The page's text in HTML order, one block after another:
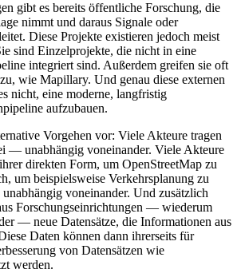
gibt es bereits öffentliche Forschung, die
nimmt und daraus Signale oder
Diese Projekte existieren jedoch meist
sind Einzelprojekte, die nicht in eine
integriert sind. Außerdem greifen sie oft
wie Mapillary. Und genau diese externen
nicht, eine moderne, langfristig
aufzubauen.
Vorgehen vor: Viele Akteure tragen
— unabhängig voneinander. Viele Akteure
direkten Form, um OpenStreetMap zu
um beispielsweise Verkehrsplanung zu
voneinander. Und zusätzlich
Forschungseinrichtungen — wiederum
— neue Datensätze, die Informationen aus
Daten können dann ihrerseits für
von Datensätzen wie
werden.